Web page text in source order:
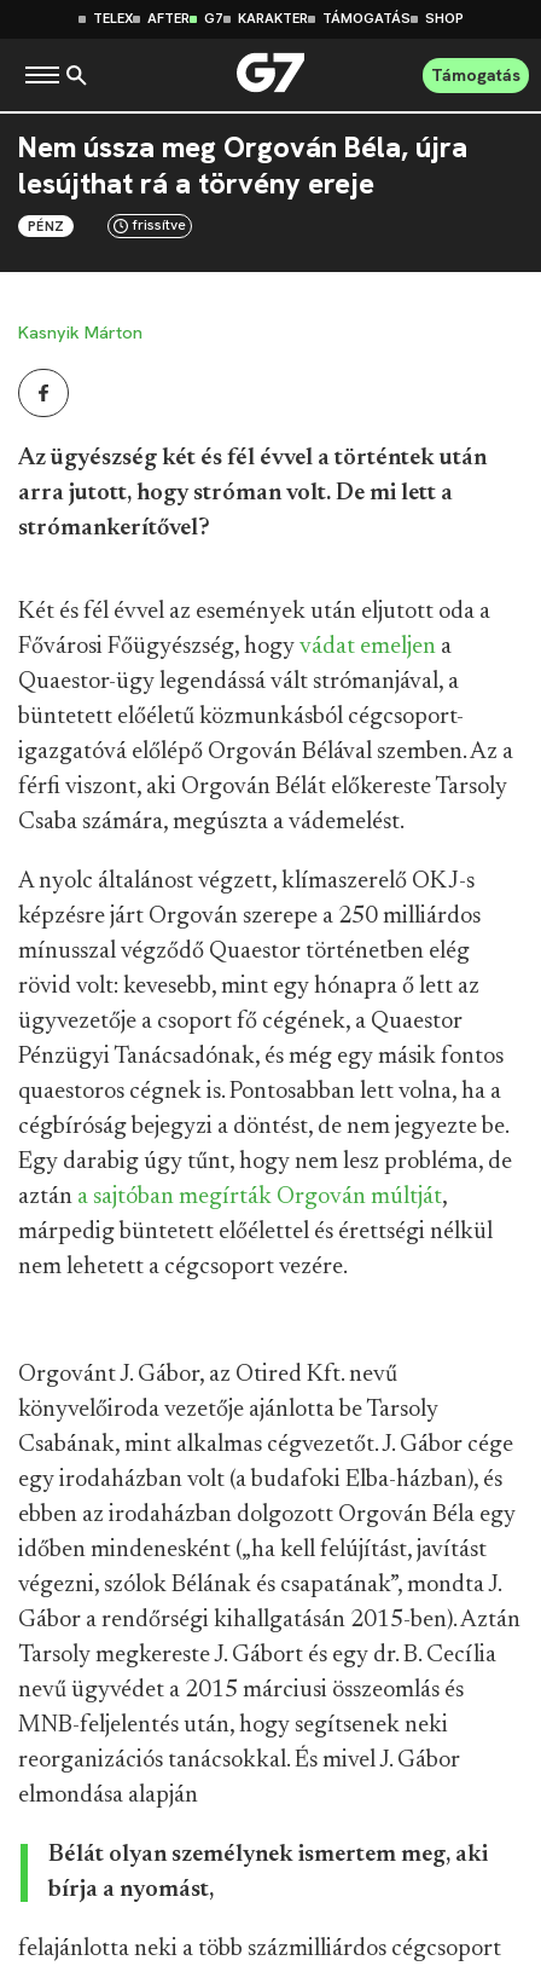
TELEX AFTER G7 KARAKTER TÁMOGATÁS SHOP
Támogatás
Nem ússza meg Orgován Béla, újra
lesújthat rá a törvény ereje
PÉNZ frissítve
Kasnyik Márton
Az ügyészség két és fél évvel a történtek után
arra jutott, hogy stróman volt. De mi lett a
strómankerítővel?
Két és fél évvel az események után eljutott oda a
Fővárosi Főügyészség, hogy vádat emeljen a
Quaestor-ügy legendássá vált strómanjával, a
büntetett előéletű közmunkásból cégcsoport-
igazgatóvá előlépő Orgován Bélával szemben. Az a
férfi viszont, aki Orgován Bélát előkereste Tarsoly
Csaba számára, megúszta a vádemelést.
A nyolc általánost végzett, klímaszerelő OKJ-s
képzésre járt Orgován szerepe a 250 milliárdos
mínusszal végződő Quaestor történetben elég
rövid volt: kevesebb, mint egy hónapra ő lett az
ügyvezetője a csoport fő cégének, a Quaestor
Pénzügyi Tanácsadónak, és még egy másik fontos
quaestoros cégnek is. Pontosabban lett volna, ha a
cégbíróság bejegyzi a döntést, de nem jegyezte be.
Egy darabig úgy tűnt, hogy nem lesz probléma, de
aztán a sajtóban megírták Orgován múltját,
márpedig büntetett előélettel és érettségi nélkül
nem lehetett a cégcsoport vezére.
Orgovánt J. Gábor, az Otired Kft. nevű
könyvelőiroda vezetője ajánlotta be Tarsoly
Csabának, mint alkalmas cégvezetőt. J. Gábor cége
egy irodaházban volt (a budafoki Elba-házban), és
ebben az irodaházban dolgozott Orgován Béla egy
időben mindenesként („ha kell felújítást, javítást
végezni, szólok Bélának és csapatának”, mondta J.
Gábor a rendőrségi kihallgatásán 2015-ben). Aztán
Tarsoly megkereste J. Gábort és egy dr. B. Cecília
nevű ügyvédet a 2015 márciusi összeomlás és
MNB-feljelentés után, hogy segítsenek neki
reorganizációs tanácsokkal. És mivel J. Gábor
elmondása alapján
Bélát olyan személynek ismertem meg, aki
bírja a nyomást,
felajánlotta neki a több százmilliárdos cégcsoport